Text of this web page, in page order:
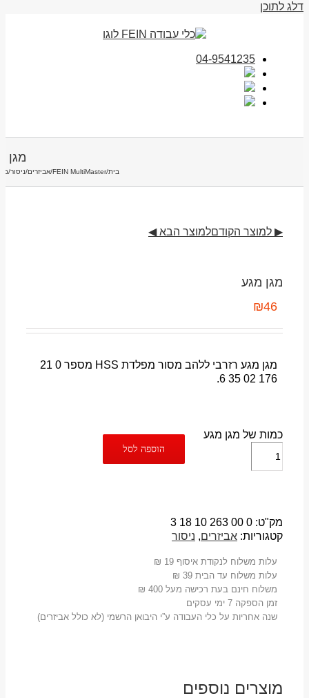
דלג לתוכן
04-9541235
מגן
בית/
FEIN MultiMaster
/אביזרים/ניסור/
▶ למוצר הקודםלמוצר הבא ◀
מגן מגע
₪46
מגן מגע רזרבי ללהב מסור מפלדת HSS מספר 0 21
176 02 35 6.
כמות של מגן מגע
הוספה לסל
מק"ט: 0 00 263 10 18 3
קטגוריות: אביזרים, ניסור
עלות משלוח לנקודת איסוף 19 ₪
עלות משלוח עד הבית 39 ₪
משלוח חינם בעת רכישה מעל 400 ₪
זמן הספקה 7 ימי עסקים
שנה אחריות על כלי העבודה ע”י היבואן הרשמי (לא כולל אביזרים)
מוצרים נוספים